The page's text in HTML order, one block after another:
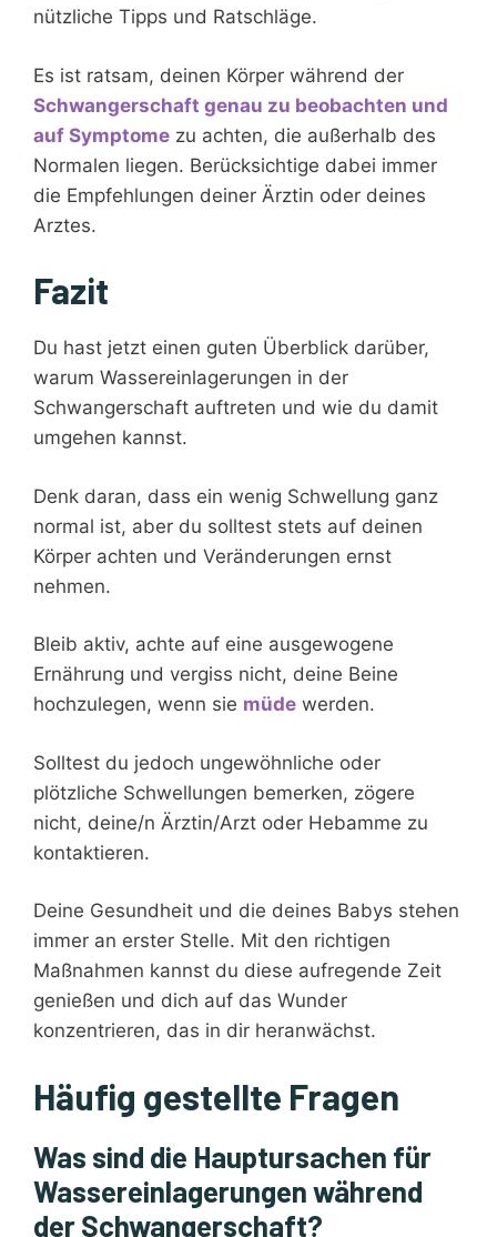
nützliche Tipps und Ratschläge.
Es ist ratsam, deinen Körper während der
Schwangerschaft genau zu beobachten und
auf Symptome zu achten, die außerhalb des
Normalen liegen. Berücksichtige dabei immer
die Empfehlungen deiner Ärztin oder deines
Arztes.
Fazit
Du hast jetzt einen guten Überblick darüber,
warum Wassereinlagerungen in der
Schwangerschaft auftreten und wie du damit
umgehen kannst.
Denk daran, dass ein wenig Schwellung ganz
normal ist, aber du solltest stets auf deinen
Körper achten und Veränderungen ernst
nehmen.
Bleib aktiv, achte auf eine ausgewogene
Ernährung und vergiss nicht, deine Beine
hochzulegen, wenn sie müde werden.
Solltest du jedoch ungewöhnliche oder
plötzliche Schwellungen bemerken, zögere
nicht, deine/n Ärztin/Arzt oder Hebamme zu
kontaktieren.
Deine Gesundheit und die deines Babys stehen
immer an erster Stelle. Mit den richtigen
Maßnahmen kannst du diese aufregende Zeit
genießen und dich auf das Wunder
konzentrieren, das in dir heranwächst.
Häufig gestellte Fragen
Was sind die Hauptursachen für
Wassereinlagerungen während
der Schwangerschaft?